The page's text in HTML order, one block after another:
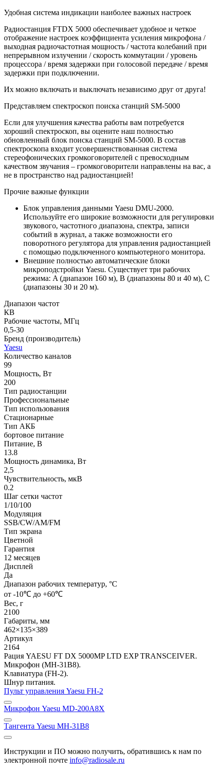
Удобная система индикации наиболее важных настроек
Радиостанция FTDX 5000 обеспечивает удобное и четкое
отображение настроек коэффициента усиления микрофона /
выходная радиочастотная мощность / частота колебаний при
непрерывном излучении / скорость коммутации / уровень
процессора / время задержки при голосовой передаче / время
задержки при подключении.
Их можно включать и выключать независимо друг от друга!
Представляем спектроскоп поиска станций SM-5000
Если для улучшения качества работы вам потребуется
хороший спектроскоп, вы оцените наш полностью
обновленный блок поиска станций SM-5000. В состав
спектроскопа входит усовершенствованная система
стереофонических громкоговорителей с превосходным
качеством звучания – громкоговорители направлены на вас, а
не в пространство над радиостанцией!
Прочие важные функции
Блок управления данными Yaesu DMU-2000.
Используйте его широкие возможности для регулировки
звукового, частотного диапазона, спектра, записи
событий в журнал, а также возможности его
поворотного регулятора для управления радиостанцией
с помощью подключенного компьютерного монитора.
Внешние полностью автоматические блоки
микроподстройки Yaesu. Существует три рабочих
режима: A (диапазон 160 м), B (диапазоны 80 и 40 м), C
(диапазоны 30 и 20 м).
Диапазон частот
КВ
Рабочие частоты, МГц
0,5-30
Бренд (производитель)
Yaesu
Количество каналов
99
Мощность, Вт
200
Тип радиостанции
Профессиональные
Тип использования
Стационарные
Тип АКБ
бортовое питание
Питание, В
13.8
Мощность динамика, Вт
2,5
Чувствительность, мкВ
0.2
Шаг сетки частот
1/10/100
Модуляция
SSB/CW/AM/FM
Тип экрана
Цветной
Гарантия
12 месяцев
Дисплей
Да
Диапазон рабочих температур, °С
от -10℃ до +60℃
Вес, г
2100
Габариты, мм
462×135×389
Артикул
2164
Рация YAESU FT DX 5000MP LTD EXP TRANSCEIVER.
Микрофон (MH-31B8).
Клавиатура (FH-2).
Шнур питания.
Пульт управления Yaesu FH-2
Микрофон Yaesu MD-200A8X
Тангента Yaesu MH-31B8
Инструкции и ПО можно получить, обратившись к нам по
электронной почте info@radiosale.ru